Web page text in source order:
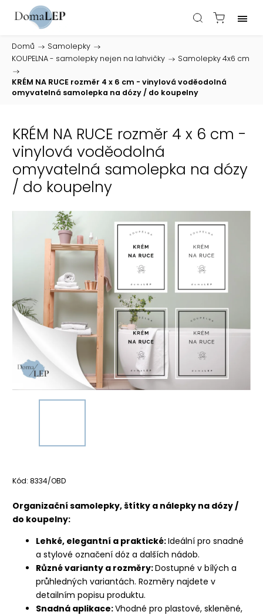
Domů / Samolepky /
KOUPELNA - samolepky nejen na lahvičky /
Samolepky 4x6 cm
/
KRÉM NA RUCE rozměr 4 x 6 cm - vinylová voděodolná
omyvatelná samolepka na dózy / do koupelny
KRÉM NA RUCE rozměr 4 x 6 cm -
vinylová voděodolná
omyvatelná samolepka na dózy
/ do koupelny
Kód: 8334/OBD
Organizační samolepky, štítky a nálepky na dózy /
do koupelny:
Lehké, elegantní a praktické:Ideální pro snadné
a stylové označení dóz a dalších nádob.
Různé varianty a rozměry:Dostupné v bílých a
průhledných variantách. Rozměry najdete v
detailním popisu produktu.
Snadná aplikace:Vhodné pro plastové, skleněné,